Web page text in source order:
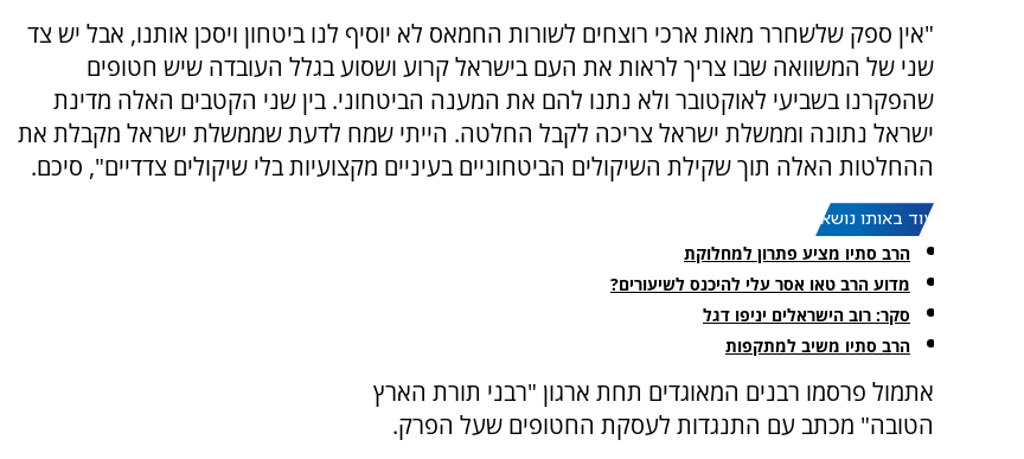
"אין ספק שלשחרר מאות ארכי רוצחים לשורות החמאס לא יוסיף לנו ביטחון ויסכן אותנו, אבל יש צד
שני של המשוואה שבו צריך לראות את העם בישראל קרוע ושסוע בגלל העובדה שיש חטופים
שהפקרנו בשביעי לאוקטובר ולא נתנו להם את המענה הביטחוני. בין שני הקטבים האלה מדינת
ישראל נתונה וממשלת ישראל צריכה לקבל החלטה. הייתי שמח לדעת שממשלת ישראל מקבלת את
ההחלטות האלה תוך שקילת השיקולים הביטחוניים בעיניים מקצועיות בלי שיקולים צדדיים", סיכם.
עוד באותו נושא:
הרב סתיו מציע פתרון למחלוקת
מדוע הרב טאו אסר עלי להיכנס לשיעורים?
סקר: רוב הישראלים יניפו דגל
הרב סתיו משיב למתקפות
אתמול פרסמו רבנים המאוגדים תחת ארגון "רבני תורת הארץ
הטובה" מכתב עם התנגדות לעסקת החטופים שעל הפרק.